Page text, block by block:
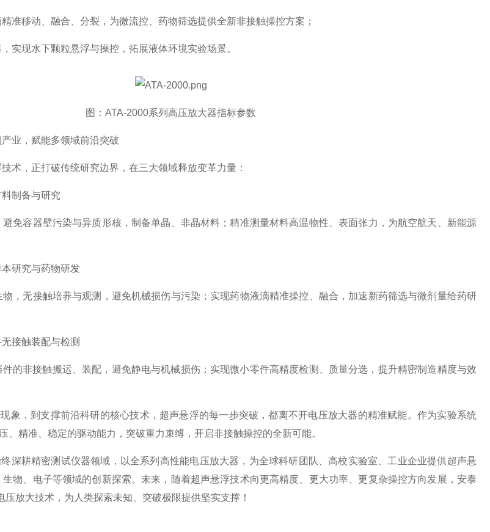
移动、融合、分裂，为微流控、药物筛选提供全新非接触操控方案；
现水下颗粒悬浮与操控，拓展液体环境实验场景。
图：ATA-2000系列高压放大器指标参数
业，赋能多领域前沿突破
，正打破传统研究边界，在三大领域释放变革力量：
制备与研究
容器壁污染与异质形核，制备单晶、非晶材料；精准测量材料高温物性、表面张力，为航空航天、新能源
研究与药物研发
无接触培养与观测，避免机械损伤与污染；实现药物液滴精准操控、融合，加速新药筛选与微剂量给药研
接触装配与检测
非接触搬运、装配，避免静电与机械损伤；实现微小零件高精度检测、质量分选，提升精密制造精度与效
，到支撑前沿科研的核心技术，超声悬浮的每一步突破，都离不开电压放大器的精准赋能。作为实验系统
、精准、稳定的驱动能力，突破重力束缚，开启非接触操控的全新可能。
耕精密测试仪器领域，以全系列高性能电压放大器，为全球科研团队、高校实验室、工业企业提供超声悬
物、电子等领域的创新探索。未来，随着超声悬浮技术向更高精度、更大功率、更复杂操控方向发展，安泰
放大技术，为人类探索未知、突破极限提供坚实支撑！